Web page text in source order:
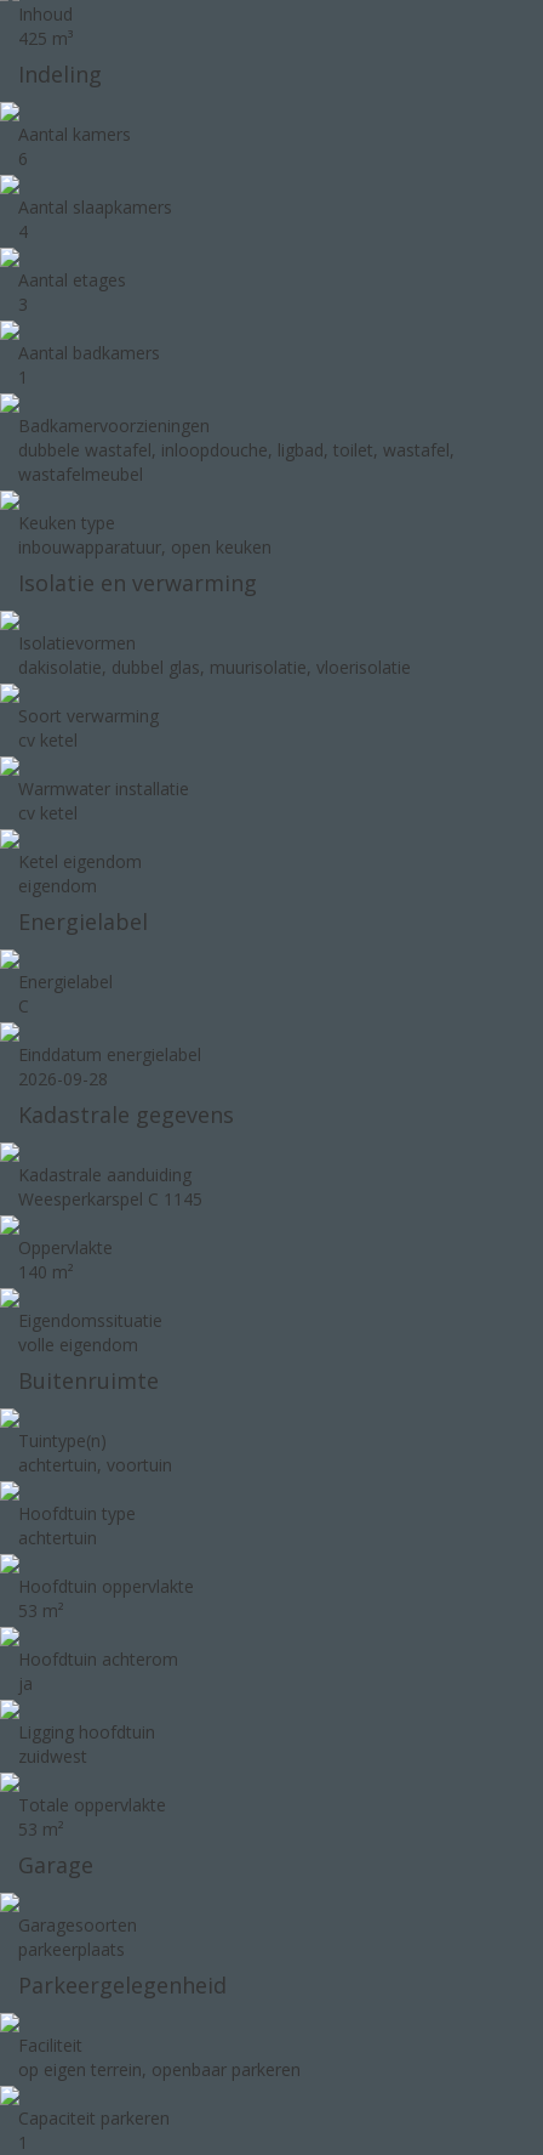
Inhoud
425 m³
Indeling
Aantal kamers
6
Aantal slaapkamers
4
Aantal etages
3
Aantal badkamers
1
Badkamervoorzieningen
dubbele wastafel, inloopdouche, ligbad, toilet, wastafel,
wastafelmeubel
Keuken type
inbouwapparatuur, open keuken
Isolatie en verwarming
Isolatievormen
dakisolatie, dubbel glas, muurisolatie, vloerisolatie
Soort verwarming
cv ketel
Warmwater installatie
cv ketel
Ketel eigendom
eigendom
Energielabel
Energielabel
C
Einddatum energielabel
2026-09-28
Kadastrale gegevens
Kadastrale aanduiding
Weesperkarspel C 1145
Oppervlakte
140 m²
Eigendomssituatie
volle eigendom
Buitenruimte
Tuintype(n)
achtertuin, voortuin
Hoofdtuin type
achtertuin
Hoofdtuin oppervlakte
53 m²
Hoofdtuin achterom
ja
Ligging hoofdtuin
zuidwest
Totale oppervlakte
53 m²
Garage
Garagesoorten
parkeerplaats
Parkeergelegenheid
Faciliteit
op eigen terrein, openbaar parkeren
Capaciteit parkeren
1